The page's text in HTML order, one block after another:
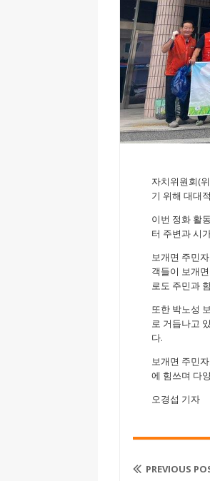
자치위원회(
기 위해 대대
이번 정화 활
터 주변과 시
보개면 주민
객들이 보개
로도 주민과
또한 박노성
로 거듭나고
다.
보개면 주민
에 힘쓰며 다
오경섭 기자
PREVIOUS